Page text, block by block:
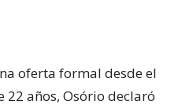
oferta formal desde el
22 años, Osório declaró